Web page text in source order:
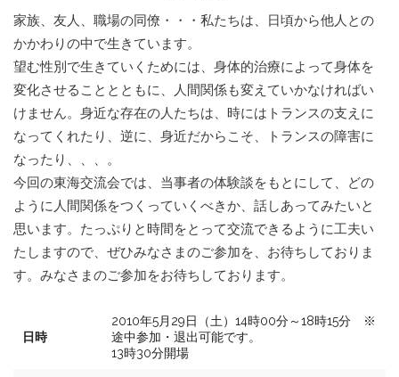
家族、友人、職場の同僚・・・私たちは、日頃から他人との
かかわりの中で生きています。
望む性別で生きていくためには、身体的治療によって身体を
変化させることとともに、人間関係も変えていかなければい
けません。身近な存在の人たちは、時にはトランスの支えに
なってくれたり、逆に、身近だからこそ、トランスの障害に
なったり、、、。
今回の東海交流会では、当事者の体験談をもとにして、どの
ように人間関係をつくっていくべきか、話しあってみたいと
思います。たっぷりと時間をとって交流できるように工夫い
たしますので、ぜひみなさまのご参加を、お待ちしておりま
す。みなさまのご参加をお待ちしております。
日時
2010年5月29日（土）14時00分～18時15分 ※
途中参加・退出可能です。
13時30分開場